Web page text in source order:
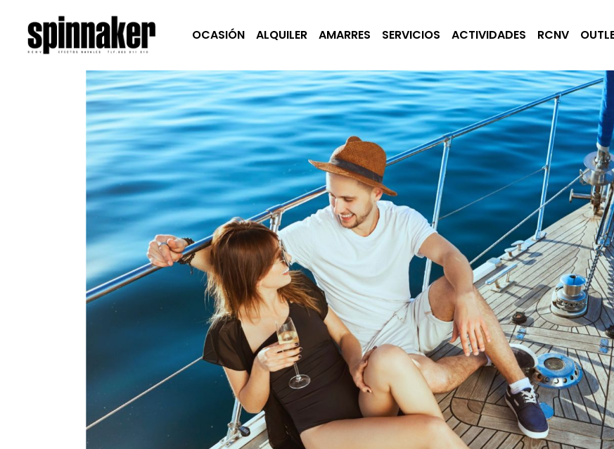
OCASIÓN ALQUILER AMARRES SERVICIOS ACTIVIDADES RCNV